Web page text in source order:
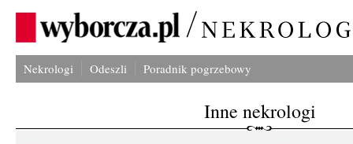
Nekrologi Odeszli Poradnik pogrzebowy
Inne nekrologi